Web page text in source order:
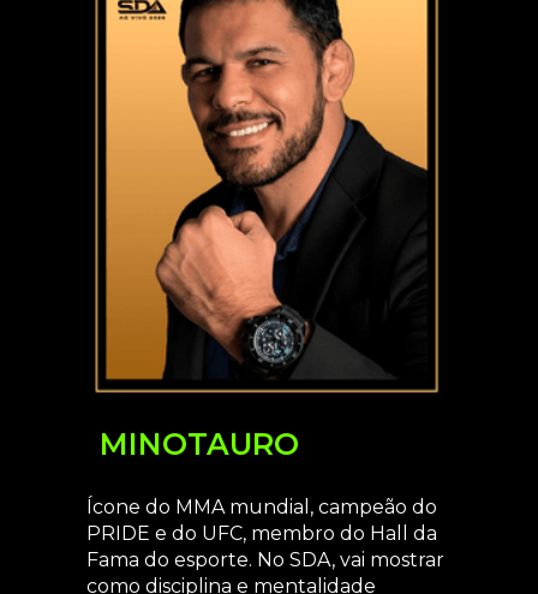
MINOTAURO
Ícone do MMA mundial, campeão do
PRIDE e do UFC, membro do Hall da
Fama do esporte. No SDA, vai mostrar
como disciplina e mentalidade